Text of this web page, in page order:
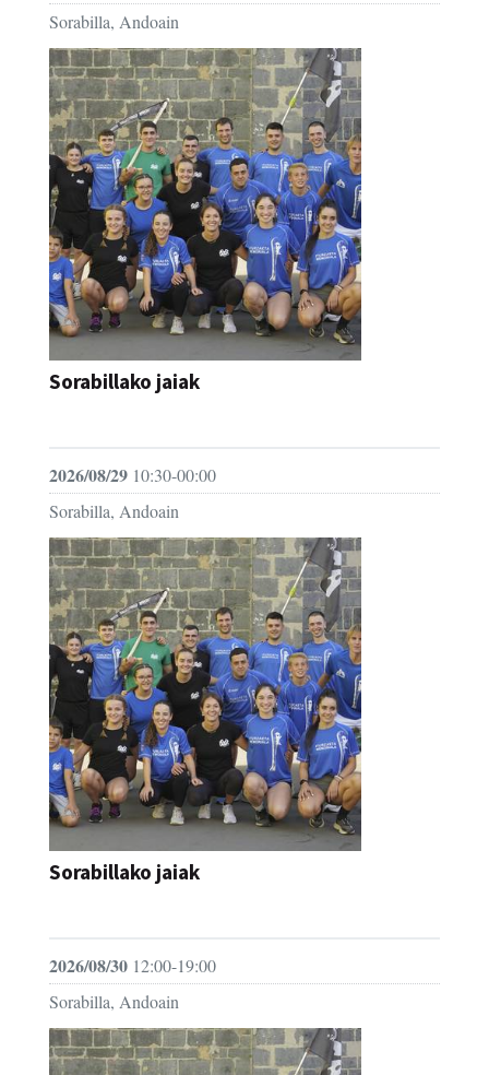
Sorabilla, Andoain
Sorabillako jaiak
2026/08/29 10:30-00:00
Sorabilla, Andoain
Sorabillako jaiak
2026/08/30 12:00-19:00
Sorabilla, Andoain